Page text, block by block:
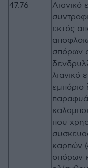
47.76
Λιανικό
εκτός
σπόρων
λιανικό
που
καρπών
σπόρων